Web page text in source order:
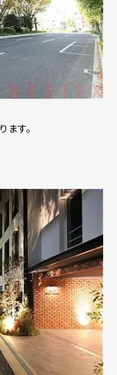
す。